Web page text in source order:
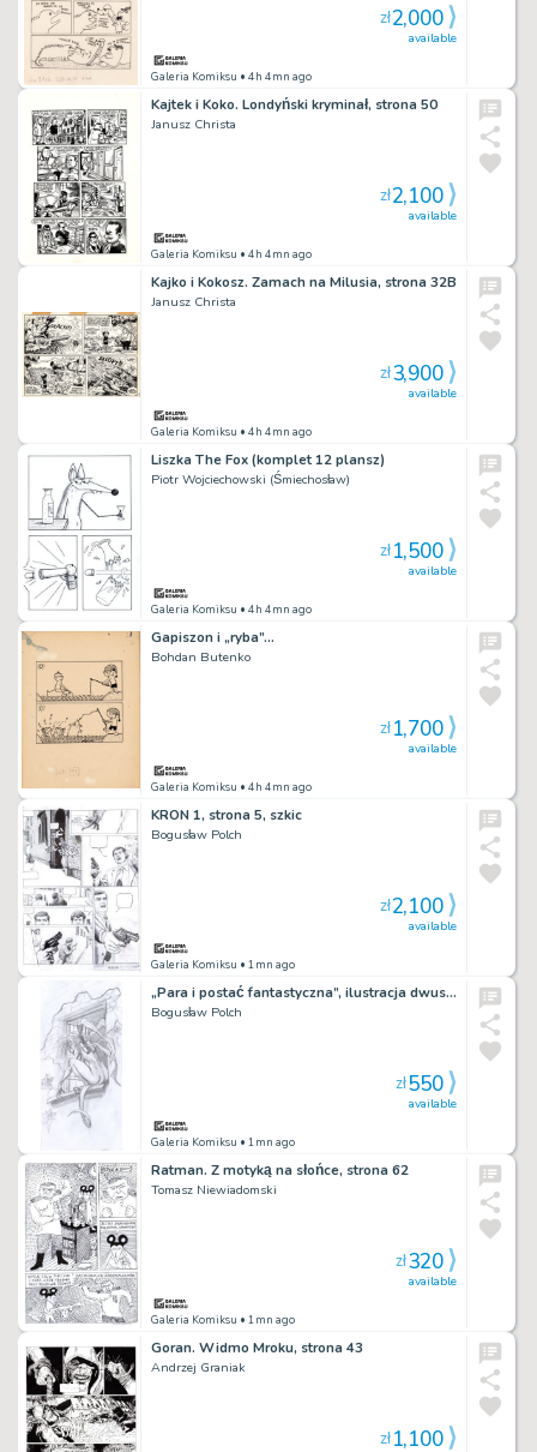
Galeria Komiksu • 4h 4mn ago
available
zł2,000
Kajtek i Koko. Londyński kryminał, strona 50
Janusz Christa
Galeria Komiksu • 4h 4mn ago
available
zł2,100
Kajko i Kokosz. Zamach na Milusia, strona 32B
Janusz Christa
Galeria Komiksu • 4h 4mn ago
available
zł3,900
Liszka The Fox (komplet 12 plansz)
Piotr Wojciechowski (Śmiechosław)
Galeria Komiksu • 4h 4mn ago
available
zł1,500
Gapiszon i „ryba”…
Bohdan Butenko
Galeria Komiksu • 4h 4mn ago
available
zł1,700
KRON 1, strona 5, szkic
Bogusław Polch
Galeria Komiksu • 1mn ago
available
zł2,100
„Para i postać fantastyczna”, ilustracja dwustronna, szkice
Bogusław Polch
Galeria Komiksu • 1mn ago
available
zł550
Ratman. Z motyką na słońce, strona 62
Tomasz Niewiadomski
Galeria Komiksu • 1mn ago
available
zł320
Goran. Widmo Mroku, strona 43
Andrzej Graniak
zł1,100